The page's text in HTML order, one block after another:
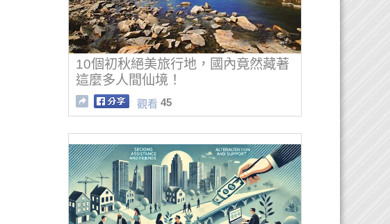
10個初秋絕美旅行地，國內竟然藏著
這麼多人間仙境！
觀看 45